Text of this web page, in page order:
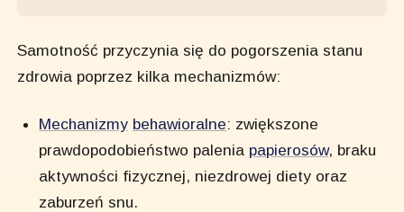
Samotność przyczynia się do pogorszenia stanu
zdrowia poprzez kilka mechanizmów:
Mechanizmy behawioralne: zwiększone
prawdopodobieństwo palenia papierosów, braku
aktywności fizycznej, niezdrowej diety oraz
zaburzeń snu.